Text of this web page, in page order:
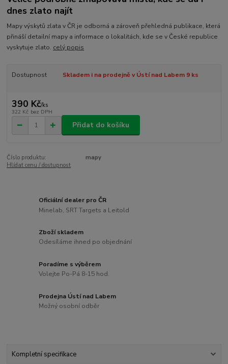
dnes zlato najít
Mapy výskytů zlata v ČR je odborná a zároveň přehledná publikace, která
přináší detailní mapy a informace o lokalitách, kde se v České republice
vyskytuje zlato. celý popis
Dostupnost Skladem i na prodejně v Ústí nad Labem 9 ks
390 Kč/ks
322 Kč bez DPH
Přidat do košíku
Číslo produktu:
mapy
Hlídat cenu / dostupnost
Oficiální dealer pro ČR
Minelab, SRT Targets a Leitold
Zboží skladem
Odesíláme ihned po objednání
Poradíme s výběrem
Volejte Po-Pá 8-15 hod.
Prodejna Ústí nad Labem
Možný osobní odběr
Kompletní specifikace